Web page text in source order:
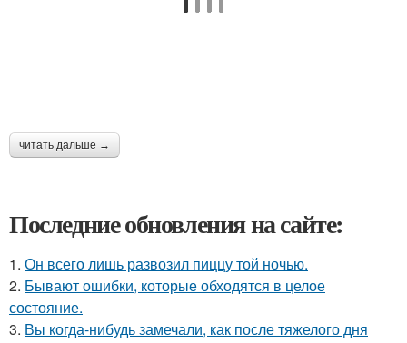
читать дальше →
Последние обновления на сайте:
1. Он всего лишь развозил пиццу той ночью.
2. Бывают ошибки, которые обходятся в целое
состояние.
3. Вы когда-нибудь замечали, как после тяжелого дня